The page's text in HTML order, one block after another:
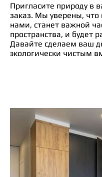
Пригласите природу в
заказ. Мы уверены, что
нами, станет важной
пространства, и будет
Давайте сделаем ваш
экологически чистым